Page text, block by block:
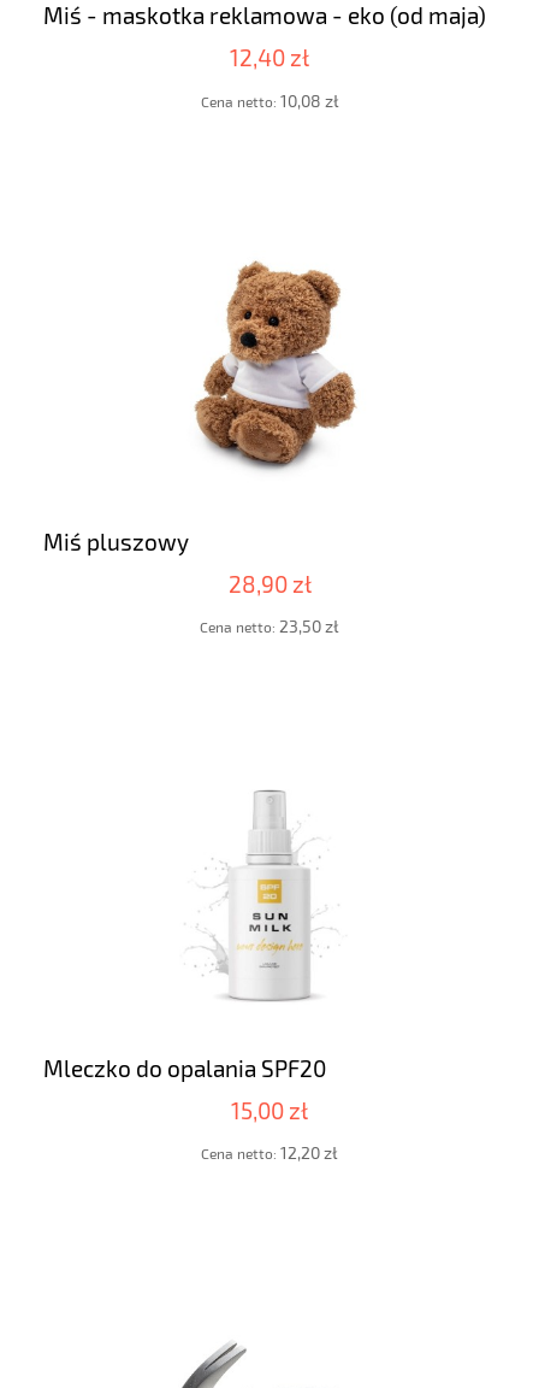
Miś - maskotka reklamowa - eko (od maja)
12,40 zł
Cena netto: 10,08 zł
Miś pluszowy
28,90 zł
Cena netto: 23,50 zł
Mleczko do opalania SPF20
15,00 zł
Cena netto: 12,20 zł